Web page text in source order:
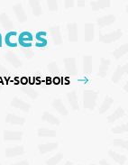
SOUS-BOIS